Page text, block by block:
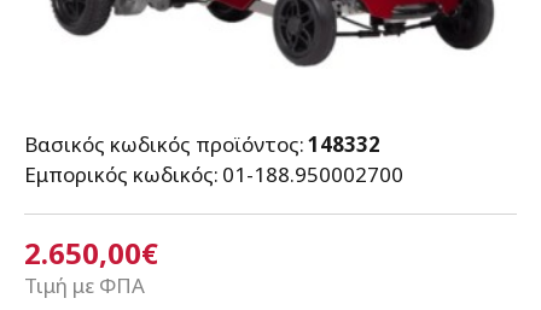
2.650,00€
Τιμή με ΦΠΑ
Βασικός κωδικός προϊόντος:148332
Εμπορικός κωδικός: 01-188.950002700